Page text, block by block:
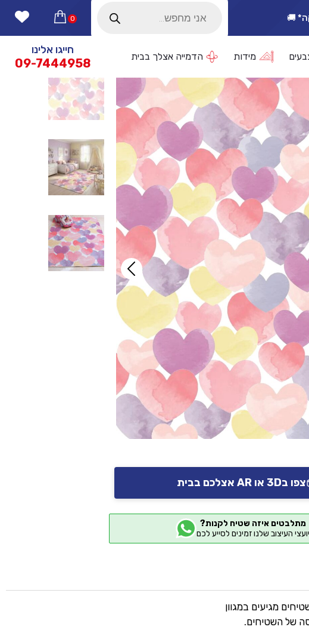
search
0
מידות הדמייה אצלך בבית
חייגו אלינו
09-7444958
צפו ב3D או AR אצלכם בבית
מתלבטים איזה שטיח לקנות?
יועצי העיצוב שלנו זמינים לסייע לכם
מגיעים במגוון
של השטיחים.